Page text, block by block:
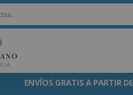
ENVÍOS GRATIS A PARTIR